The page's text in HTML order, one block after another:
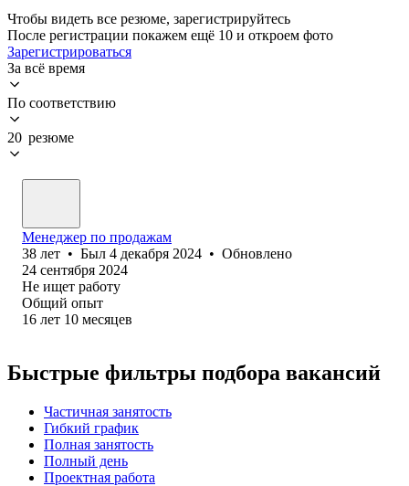
Чтобы видеть все резюме, зарегистрируйтесь
После регистрации покажем ещё 10 и откроем фото
Зарегистрироваться
За всё время
По соответствию
20 резюме
Менеджер по продажам
38 лет • Был 4 декабря 2024 • Обновлено
24 сентября 2024
Не ищет работу
Общий опыт
16 лет 10 месяцев
Быстрые фильтры подбора вакансий
Частичная занятость
Гибкий график
Полная занятость
Полный день
Проектная работа